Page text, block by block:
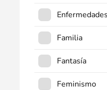
Enfermedades
Familia
Fantasía
Feminismo